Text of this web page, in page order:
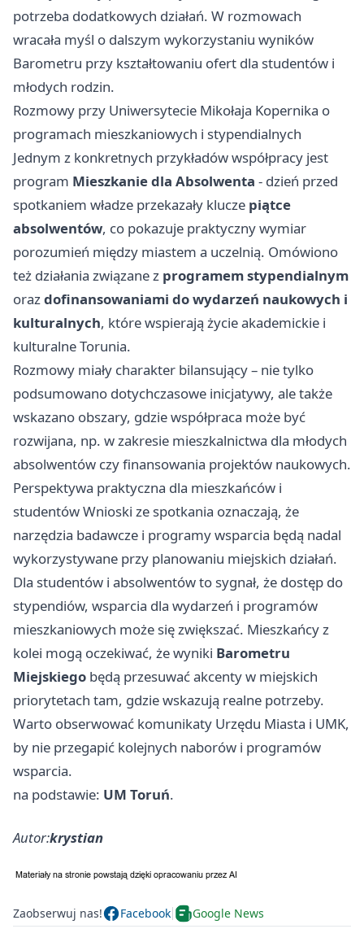
potrzeba dodatkowych działań. W rozmowach
wracała myśl o dalszym wykorzystaniu wyników
Barometru przy kształtowaniu ofert dla studentów i
młodych rodzin.
Rozmowy przy Uniwersytecie Mikołaja Kopernika o
programach mieszkaniowych i stypendialnych
Jednym z konkretnych przykładów współpracy jest
program Mieszkanie dla Absolwenta - dzień przed
spotkaniem władze przekazały klucze piątce
absolwentów, co pokazuje praktyczny wymiar
porozumień między miastem a uczelnią. Omówiono
też działania związane z programem stypendialnym
orazdofinansowaniami do wydarzeń naukowych i
kulturalnych, które wspierają życie akademickie i
kulturalne Torunia.
Rozmowy miały charakter bilansujący – nie tylko
podsumowano dotychczasowe inicjatywy, ale także
wskazano obszary, gdzie współpraca może być
rozwijana, np. w zakresie mieszkalnictwa dla młodych
absolwentów czy finansowania projektów naukowych.
Perspektywa praktyczna dla mieszkańców i
studentów Wnioski ze spotkania oznaczają, że
narzędzia badawcze i programy wsparcia będą nadal
wykorzystywane przy planowaniu miejskich działań.
Dla studentów i absolwentów to sygnał, że dostęp do
stypendiów, wsparcia dla wydarzeń i programów
mieszkaniowych może się zwiększać. Mieszkańcy z
kolei mogą oczekiwać, że wyniki Barometru
Miejskiego będą przesuwać akcenty w miejskich
priorytetach tam, gdzie wskazują realne potrzeby.
Warto obserwować komunikaty Urzędu Miasta i UMK,
by nie przegapić kolejnych naborów i programów
wsparcia.
na podstawie: UM Toruń.
Autor:krystian
Zaobserwuj nas! Facebook Google News